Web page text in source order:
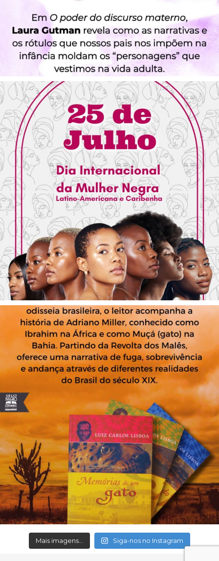
Mais imagens... Siga-nos no Instagram